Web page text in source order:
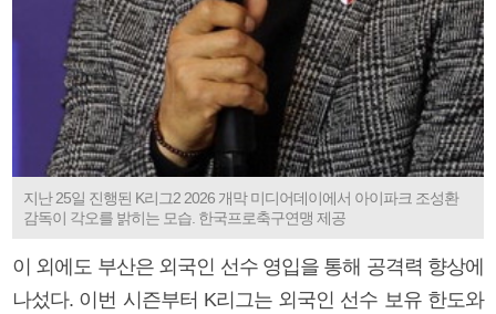
지난 25일 진행된 K리그2 2026 개막 미디어데이에서 아이파크 조성환
감독이 각오를 밝히는 모습. 한국프로축구연맹 제공
이 외에도 부산은 외국인 선수 영입을 통해 공격력 향상에
나섰다. 이번 시즌부터 K리그는 외국인 선수 보유 한도와